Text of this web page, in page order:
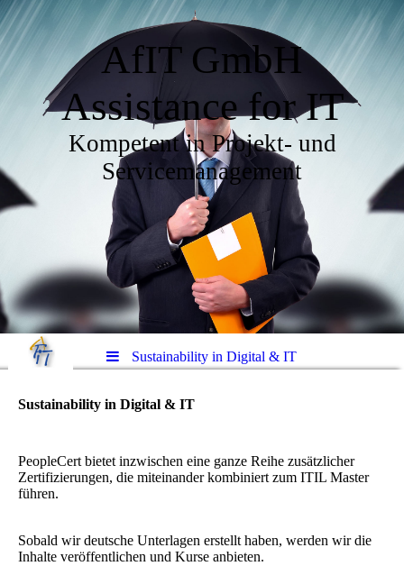
AfIT GmbH
Assistance for IT
Kompetent in Projekt- und
Servicemanagement
Sustainability in Digital & IT
Sustainability in Digital & IT
PeopleCert bietet inzwischen eine ganze Reihe zusätzlicher
Zertifizierungen, die miteinander kombiniert zum ITIL Master
führen.
Sobald wir deutsche Unterlagen erstellt haben, werden wir die
Inhalte veröffentlichen und Kurse anbieten.